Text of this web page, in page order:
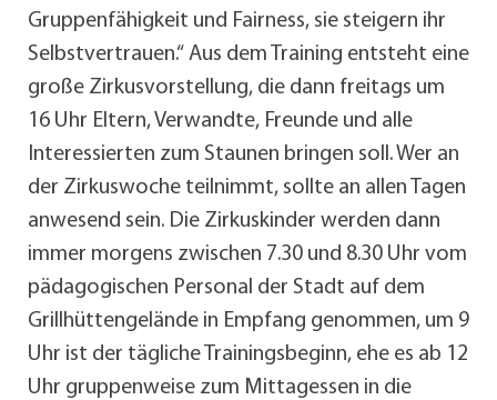
Gruppenfähigkeit und Fairness, sie steigern ihr
Selbstvertrauen.“ Aus dem Training entsteht eine
große Zirkusvorstellung, die dann freitags um
16 Uhr Eltern, Verwandte, Freunde und alle
Interessierten zum Staunen bringen soll. Wer an
der Zirkuswoche teilnimmt, sollte an allen Tagen
anwesend sein. Die Zirkuskinder werden dann
immer morgens zwischen 7.30 und 8.30 Uhr vom
pädagogischen Personal der Stadt auf dem
Grillhüttengelände in Empfang genommen, um 9
Uhr ist der tägliche Trainingsbeginn, ehe es ab 12
Uhr gruppenweise zum Mittagessen in die